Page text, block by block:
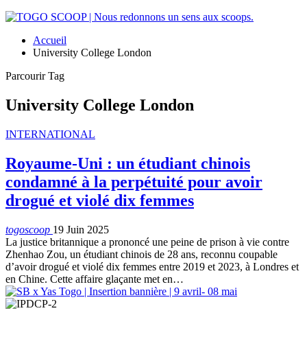
Accueil
University College London
Parcourir Tag
University College London
INTERNATIONAL
Royaume-Uni : un étudiant chinois
condamné à la perpétuité pour avoir
drogué et violé dix femmes
togoscoop 19 Juin 2025
La justice britannique a prononcé une peine de prison à vie contre
Zhenhao Zou, un étudiant chinois de 28 ans, reconnu coupable
d’avoir drogué et violé dix femmes entre 2019 et 2023, à Londres et
en Chine. Cette affaire glaçante met en…